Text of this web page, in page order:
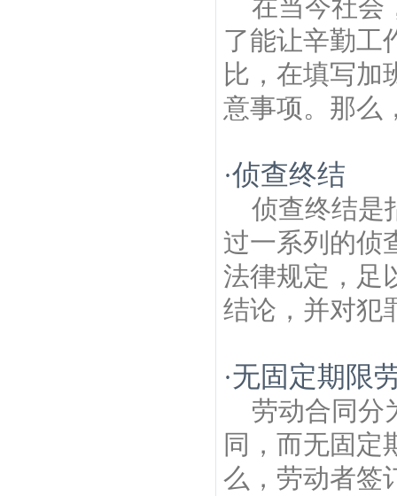
在当今社会
了能让辛勤工
比，在填写加
意事项。那么
·侦查终结
侦查终结是
过一系列的侦
法律规定，足
结论，并对犯
·无固定期限
劳动合同分
同，而无固定
么，劳动者签